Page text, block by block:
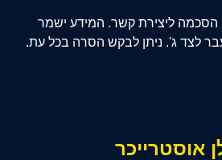
אוסטרייכר
ליצירת קשר. המידע ישמר
לצד ג'. ניתן לבקש הסרה בכל עת.